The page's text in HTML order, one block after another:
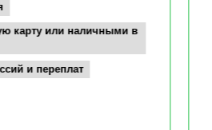
карту или наличными в
и переплат